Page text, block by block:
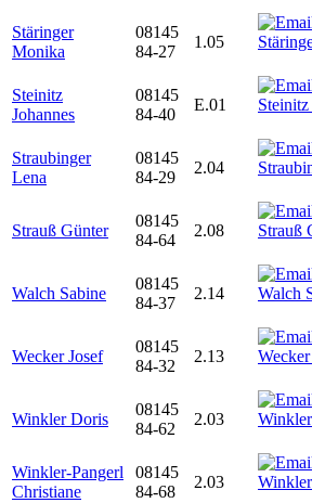
Stäringer
Monika
08145
84-27
1.05
Steinitz
Johannes
08145
84-40
E.01
Straubinger
Lena
08145
84-29
2.04
Strauß Günter
08145
84-64
2.08
Walch Sabine
08145
84-37
2.14
Wecker Josef
08145
84-32
2.13
Winkler Doris
08145
84-62
2.03
Winkler-Pangerl
Christiane
08145
84-68
2.03